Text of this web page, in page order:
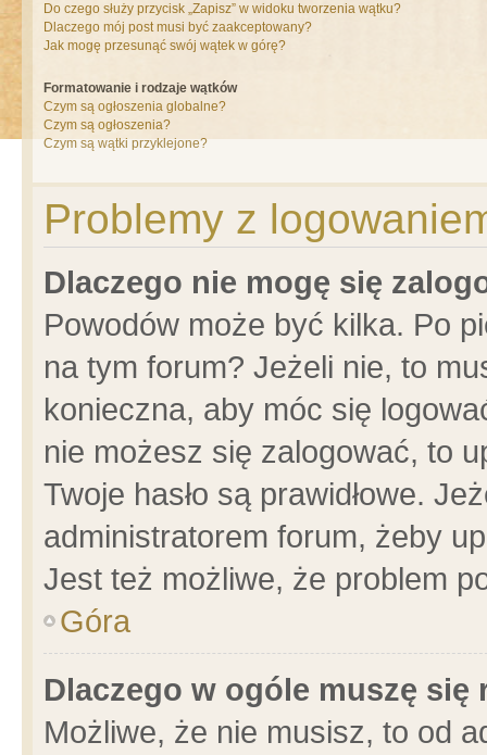
Do czego służy przycisk „Zapisz” w widoku tworzenia wątku?
Dlaczego mój post musi być zaakceptowany?
Jak mogę przesunąć swój wątek w górę?
Formatowanie i rodzaje wątków
Czym są ogłoszenia globalne?
Czym są ogłoszenia?
Czym są wątki przyklejone?
Problemy z
Dlaczego nie mogę się
Powodów może być kilka. Po
na tym forum? Jeżeli nie, to
konieczna, aby móc się
nie możesz się zalogować, to
Twoje hasło są prawidłowe.
administratorem forum, żeby
Jest też możliwe, że problem
Góra
Dlaczego w ogóle muszę się
Możliwe, że nie musisz, to od